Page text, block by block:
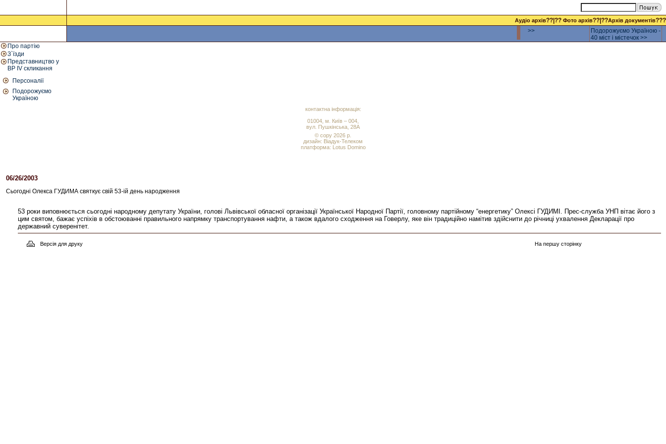
Аудіо архів??|?? Фото архів??|??Архів документів???
>>
Подорожуємо Україною -
40 міст і містечок >>
Про партію
З`їзди
Представництво у
ВР IV скликання
Персоналії
Подорожуємо
Україною
контактна інформація:
01004, м. Київ – 004,
вул. Пушкінська, 28А
© copy 2026 р.
дизайн: Віадук-Телеком
платформа: Lotus Domino
06/26/2003
Сьогодні Олекса ГУДИМА святкує свій 53-ій день народження
53 роки виповнюється сьогодні народному депутату України, голові Львівської обласної організації Української Народної Партії, головному партійному “енергетику” Олексі ГУДИМІ. Прес-служба УНП вітає його з
цим святом, бажає успіхів в обстоюванні правильного напрямку транспортування нафти, а також вдалого сходження на Говерлу, яке він традиційно намітив здійснити до річниці ухвалення Декларації про
державний суверенітет.
Версія для друку На першу сторінку